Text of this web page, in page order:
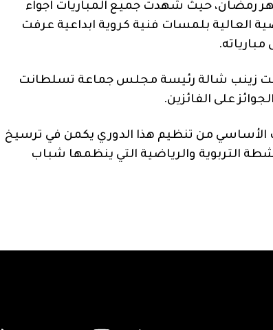
رمضان، حيث شهدت جميع المباريات اجواء
العالية بلمسات فنية كروية ابداعية عرفت
زينب شالة رئيسة مجلس جماعة تسلطانت
على الفائزين.
الأساسي من تنظيم هذا الدوري يكمن في ترسيخ
التربوية والرياضية التي ينظمها شباب